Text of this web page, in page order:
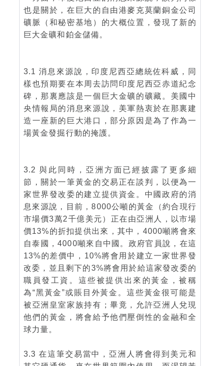
也是關於，在巨大的自由港麥克莫蘭銅金公司
礦脈（和秘密基地）的大概位置，發現了新的
巨大金礦和鉑金儲備。
3.1 消息來源說，印度尼西亞總統佐科威，同
樣也預期要在本周去訪問印度尼西亞赤道紀念
碑，那裏應該是一個巨大金礦的礦藏。美國中
央情報局的消息來源說，美軍熱衷於在那裏建
造一座新的巨大港口，部分原因是為了作為一
場黃金發掘行動的掩護。
3.2 與此同時，亞洲方面已經披露了更多細
節，關於一筆黃金的交易正在談判，以便為一
家世界發改委的建立提供資金。中國政府的消
息來源說，目前，8000公噸的黃金（約合現行
市場價3萬2千億美元）正在由亞洲人，以市場
價13%的折扣提供出來，其中，4000噸將會來
自泰國，4000噸來自中國。政府官員說，在這
13%的差價中，10%將會用於建立一家世界發
改委，並且剩下的3%將會用於給這家發改委的
職員發工資。這些被提供出來的黃金，被稱
為“黑黃金”或賬目外黃金。這些黃金很可能是
被亞洲皇室家族持有；畢竟，允許亞洲人兌現
他們的黃金，將會給予他們壓倒性的金融和全
球力量。
3.3 在這筆交易當中，亞洲人將會得到美元和